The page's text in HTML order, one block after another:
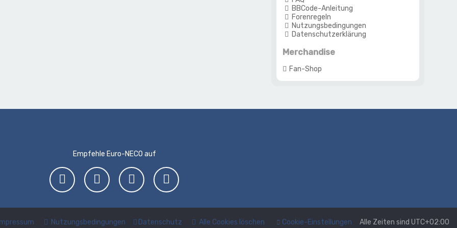
BBCode-Anleitung
Forenregeln
Nutzungsbedingungen
Datenschutzerklärung
Merchandise
Fan-Shop
Empfehle Euro-NECO auf
Alle Zeiten sind UTC+02:00
Cookie-Einstellungen
Alle Cookies löschen
Datenschutz
Nutzungsbedingungen
Impressum